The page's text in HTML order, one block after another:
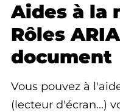
Aides à la
Rôles
document
Vous pouvez à
(lecteur d'écran...)